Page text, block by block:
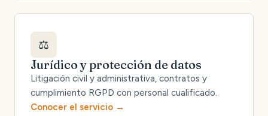
⚖️
Jurídico y protección de datos
Litigación civil y administrativa, contratos y
cumplimiento RGPD con personal cualificado.
Conocer el servicio